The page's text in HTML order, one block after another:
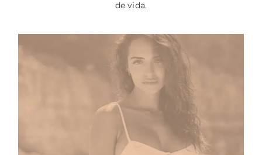
de vida.